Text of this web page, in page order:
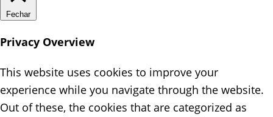
Fechar
Privacy Overview
This website uses cookies to improve your
experience while you navigate through the website.
Out of these, the cookies that are categorized as